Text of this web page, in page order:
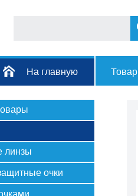
На главную
линзы
очки